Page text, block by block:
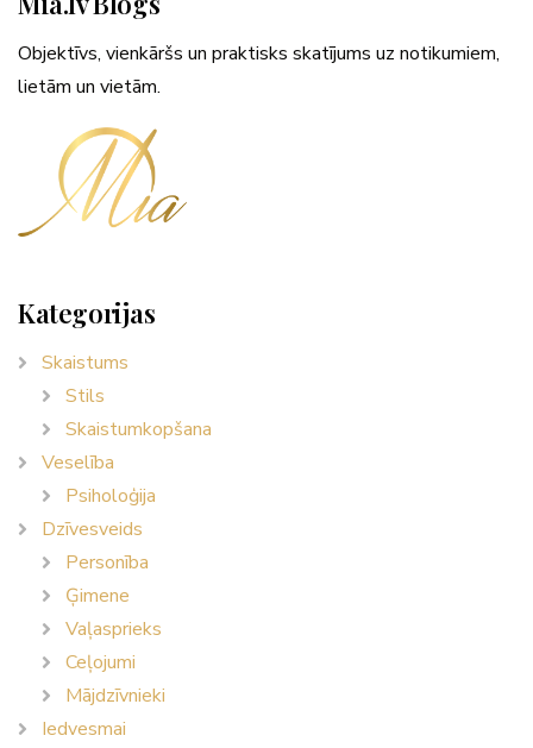
Objektīvs, vienkāršs un praktisks skatījums uz notikumiem,
lietām un vietām.
Kategorijas
Skaistums
Stils
Skaistumkopšana
Veselība
Psiholoģija
Dzīvesveids
Personība
Ģimene
Vaļasprieks
Ceļojumi
Mājdzīvnieki
Iedvesmai